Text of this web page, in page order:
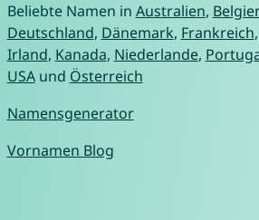
Beliebte Namen in Australien,
Deutschland, Dänemark, Frankreich,
Irland, Kanada, Niederlande,
USAund Österreich
Namensgenerator
Vornamen Blog